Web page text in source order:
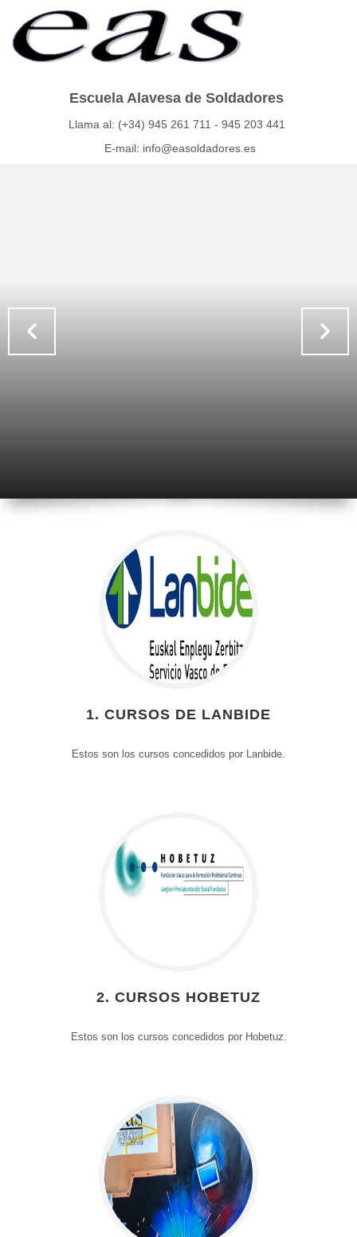
Escuela Alavesa de Soldadores
Llama al: (+34) 945 261 711 - 945 203 441
E-mail: info@easoldadores.es
1. CURSOS DE LANBIDE
Estos son los cursos concedidos por Lanbide.
2. CURSOS HOBETUZ
Estos son los cursos concedidos por Hobetuz.